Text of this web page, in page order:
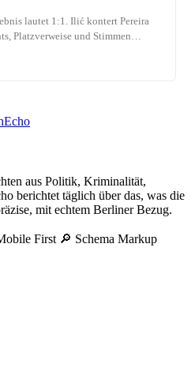
lautet 1:1. Ilić kontert Pereira
Platzverweise und Stimmen…
aus Politik, Kriminalität,
berichtet täglich über das, was die
mit echtem Berliner Bezug.
First 🔎 Schema Markup